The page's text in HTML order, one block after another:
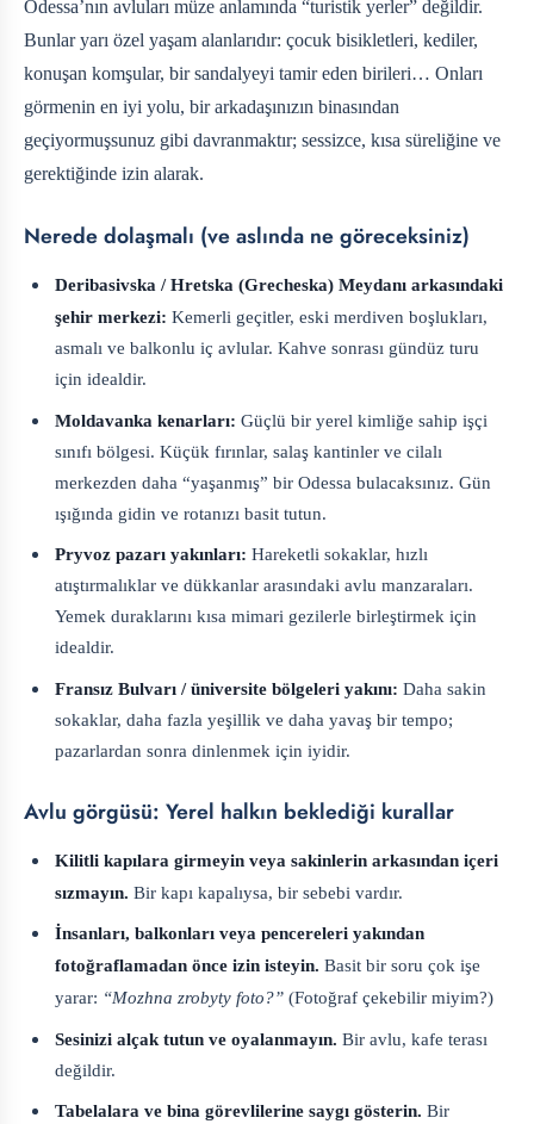
Odessa’nın avluları müze anlamında “turistik yerler” değildir.
Bunlar yarı özel yaşam alanlarıdır: çocuk bisikletleri, kediler,
konuşan komşular, bir sandalyeyi tamir eden birileri… Onları
görmenin en iyi yolu, bir arkadaşınızın binasından
geçiyormuşsunuz gibi davranmaktır; sessizce, kısa süreliğine ve
gerektiğinde izin alarak.
Nerede dolaşmalı (ve aslında ne göreceksiniz)
Deribasivska / Hretska (Grecheska) Meydanı arkasındaki
şehir merkezi: Kemerli geçitler, eski merdiven boşlukları,
asmalı ve balkonlu iç avlular. Kahve sonrası gündüz turu
için idealdir.
Moldavanka kenarları: Güçlü bir yerel kimliğe sahip işçi
sınıfı bölgesi. Küçük fırınlar, salaş kantinler ve cilalı
merkezden daha “yaşanmış” bir Odessa bulacaksınız. Gün
ışığında gidin ve rotanızı basit tutun.
Pryvoz pazarı yakınları: Hareketli sokaklar, hızlı
atıştırmalıklar ve dükkanlar arasındaki avlu manzaraları.
Yemek duraklarını kısa mimari gezilerle birleştirmek için
idealdir.
Fransız Bulvarı / üniversite bölgeleri yakını: Daha sakin
sokaklar, daha fazla yeşillik ve daha yavaş bir tempo;
pazarlardan sonra dinlenmek için iyidir.
Avlu görgüsü: Yerel halkın beklediği kurallar
Kilitli kapılara girmeyin veya sakinlerin arkasından içeri
sızmayın. Bir kapı kapalıysa, bir sebebi vardır.
İnsanları, balkonları veya pencereleri yakından
fotoğraflamadan önce izin isteyin. Basit bir soru çok işe
yarar: “Mozhna zrobyty foto?” (Fotoğraf çekebilir miyim?)
Sesinizi alçak tutun ve oyalanmayın. Bir avlu, kafe terası
değildir.
Tabelalara ve bina görevlilerine saygı gösterin. Bir